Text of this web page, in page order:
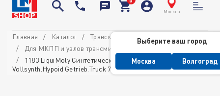
Москва
Выберите ваш город
Москва Волгоград
Главная Каталог
Трансмиссионные масла и ATF
Для МКПП и узлов трансмиссии
1183 LiquiMoly Синтетическое трансмиссионное масло
Vollsynth.Hypoid Getrieb.Truck 75W-90 60л